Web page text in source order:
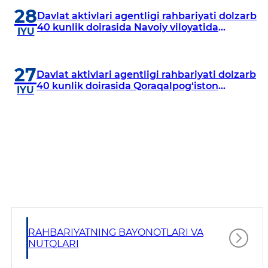
28
IYU
Davlat aktivlari agentligi rahbariyati dolzarb
40 kunlik doirasida Navoiy viloyatida
27
IYU
Davlat aktivlari agentligi rahbariyati dolzarb
40 kunlik doirasida Qoraqalpog‘iston
RAHBARIYATNING BAYONOTLARI VA
NUTQLARI